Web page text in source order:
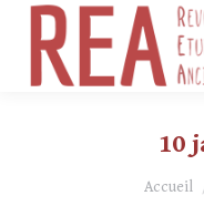
10
Vous
Accueil